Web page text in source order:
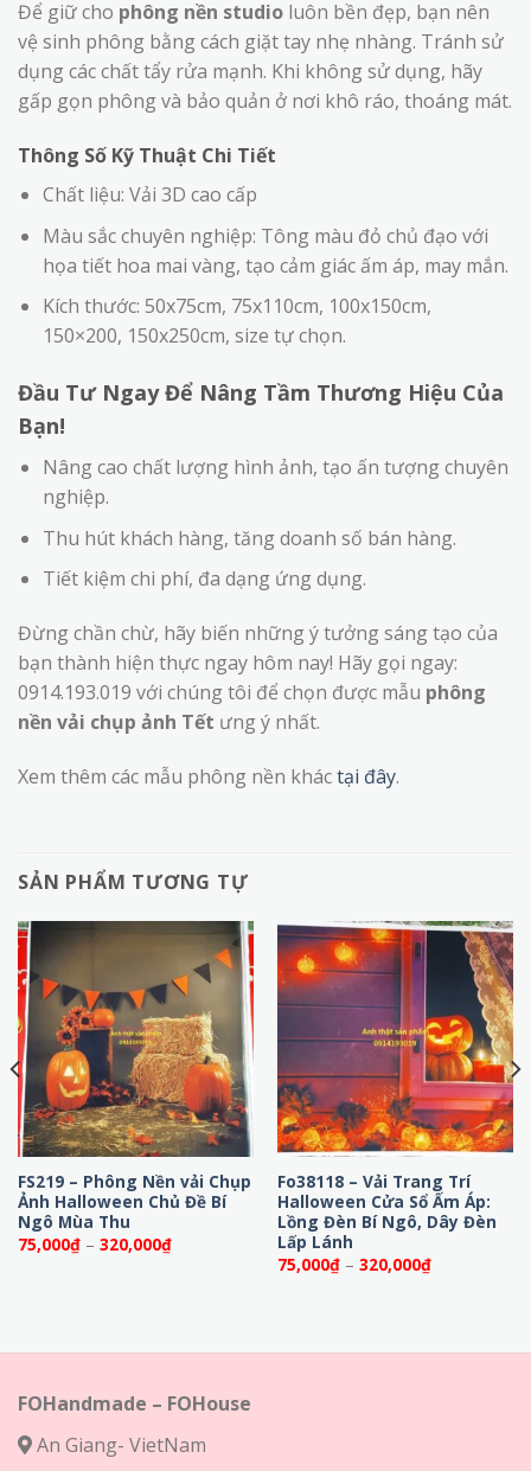
Để giữ cho phông nền studio luôn bền đẹp, bạn nên
vệ sinh phông bằng cách giặt tay nhẹ nhàng. Tránh sử
dụng các chất tẩy rửa mạnh. Khi không sử dụng, hãy
gấp gọn phông và bảo quản ở nơi khô ráo, thoáng mát.
Thông Số Kỹ Thuật Chi Tiết
Chất liệu: Vải 3D cao cấp
Màu sắc chuyên nghiệp: Tông màu đỏ chủ đạo với
họa tiết hoa mai vàng, tạo cảm giác ấm áp, may mắn.
Kích thước: 50x75cm, 75x110cm, 100x150cm,
150×200, 150x250cm, size tự chọn.
Đầu Tư Ngay Để Nâng Tầm Thương Hiệu Của
Bạn!
Nâng cao chất lượng hình ảnh, tạo ấn tượng chuyên
nghiệp.
Thu hút khách hàng, tăng doanh số bán hàng.
Tiết kiệm chi phí, đa dạng ứng dụng.
Đừng chần chừ, hãy biến những ý tưởng sáng tạo của
bạn thành hiện thực ngay hôm nay! Hãy gọi ngay:
0914.193.019 với chúng tôi để chọn được mẫu phông
nền vải chụp ảnh Tết ưng ý nhất.
Xem thêm các mẫu phông nền kháctại đây.
SẢN PHẨM TƯƠNG TỰ
FS219 – Phông Nền vải Chụp
Ảnh Halloween Chủ Đề Bí
Ngô Mùa Thu
75,000₫ – 320,000₫Khoảng
giá:
Fo38118 – Vải Trang Trí
Halloween Cửa Sổ Ấm Áp:
Lồng Đèn Bí Ngô, Dây Đèn
Lấp Lánh
75,000₫ – 320,000₫Khoảng
giá:
FOHandmade – FOHouse
An Giang- VietNam